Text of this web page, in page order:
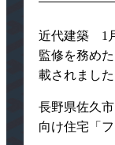
近代建築 1
監修を務め
載されました
長野県佐久
向け住宅「